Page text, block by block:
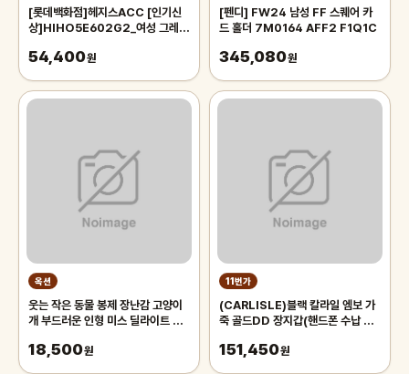
[롯데백화점]헤지스ACC [인기신
상]HIHO5E602G2_여성 그레이
54,400원
[펜디] FW24 남성 FF 스퀘어 카
드 홀더 7M0164 AFF2 F1Q1C
345,080원
옥션
웃는 작은 동물 봉제 장난감 고양이
개 부드러운 인형 미스 딜라이트 장
18,500원
11번가
(CARLISLE)블랙 칼라일 엠보 가
죽 골드DD 장지갑(핸드폰 수납 가
151,450원